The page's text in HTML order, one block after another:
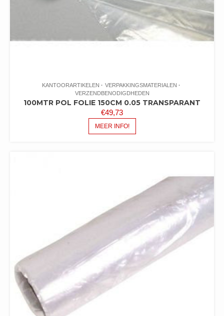
KANTOORARTIKELEN
VERPAKKINGSMATERIALEN
VERZENDBENODIGDHEDEN
100MTR POL FOLIE 150CM 0.05 TRANSPARANT
€49,73
MEER INFO!